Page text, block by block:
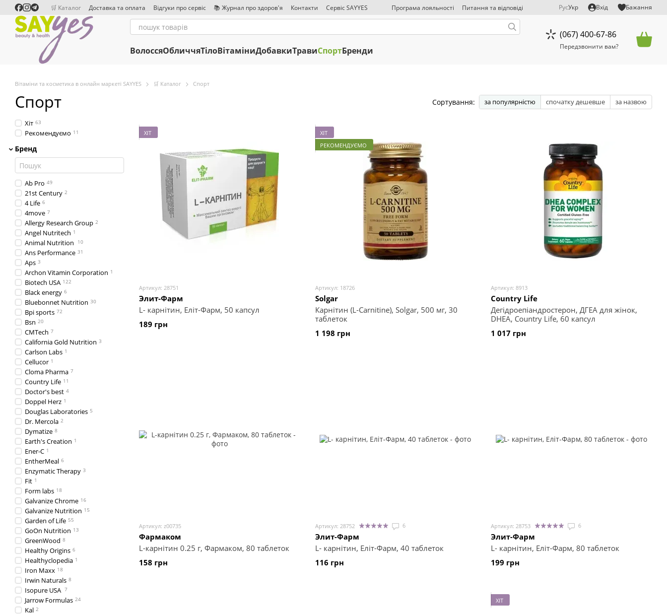
Перейти до основного контенту
🛒 Каталог Доставка та оплата Відгуки про сервіс 📚 Журнал про здоров'я Контакти Сервіс SAYYES Програма лояльності
Питання та відповіді
Співробітництво
Редакційна політика ЗМІ про нас Публична оферта Політика конфіденційності Відмова від відповідальності
РусУкр Вхід Бажання
ВолоссяОбличчяТілоВітаміниДобавкиТравиСпортБренди
(067) 400-67-86
Передзвонити вам?
Вітаміни та косметика в онлайн маркеті SAYYES 🛒 Каталог Спорт
Спорт Сортування: за популярністю спочатку дешевше за назвою
ХІТ
Артикул: 28751
Элит-Фарм
L- карнітин, Еліт-Фарм, 50 капсул
189 грн
ХІТ
РЕКОМЕНДУЄМО
Артикул: 18726
Solgar
Карнітин (L-Carnitine), Solgar, 500 мг, 30
таблеток
1 198 грн
Артикул: 8913
Country Life
Дегідроепіандростерон, ДГЕА для жінок,
DHEA, Country Life, 60 капсул
1 017 грн
Артикул: z00735
Фармаком
L-карнітин 0.25 г, Фармаком, 80 таблеток
158 грн
Артикул: 28752 6
Элит-Фарм
L- карнітин, Еліт-Фарм, 40 таблеток
116 грн
Артикул: 28753 6
Элит-Фарм
L- карнітин, Еліт-Фарм, 80 таблеток
199 грн
ХІТ
Хіт 63
Рекомендуємо 11
Бренд
Ab Pro 49
21st Century 2
4 Life 6
4move 7
Allergy Research Group 2
Angel Nutritech 1
Animal Nutrition 10
Ans Performance 31
Aps 3
Archon Vitamin Corporation 1
Biotech USA 122
Black energy 6
Bluebonnet Nutrition 30
Bpi sports 72
Bsn 20
CMTech 7
California Gold Nutrition 3
Carlson Labs 1
Cellucor 1
Cloma Pharma 7
Country Life 11
Doctor's best 4
Doppel Herz 1
Douglas Laboratories 5
Dr. Mercola 2
Dymatize 8
Earth's Creation 1
Ener-C 1
EntherMeal 6
Enzymatic Therapy 3
Fit 1
Form labs 18
Galvanize Chrome 16
Galvanize Nutrition 15
Garden of Life 55
GoOn Nutrition 13
GreenWood 8
Healthy Origins 6
Healthyclopedia 1
Iron Maxx 18
Irwin Naturals 8
Isopure USA 7
Jarrow Formulas 24
Kal 2